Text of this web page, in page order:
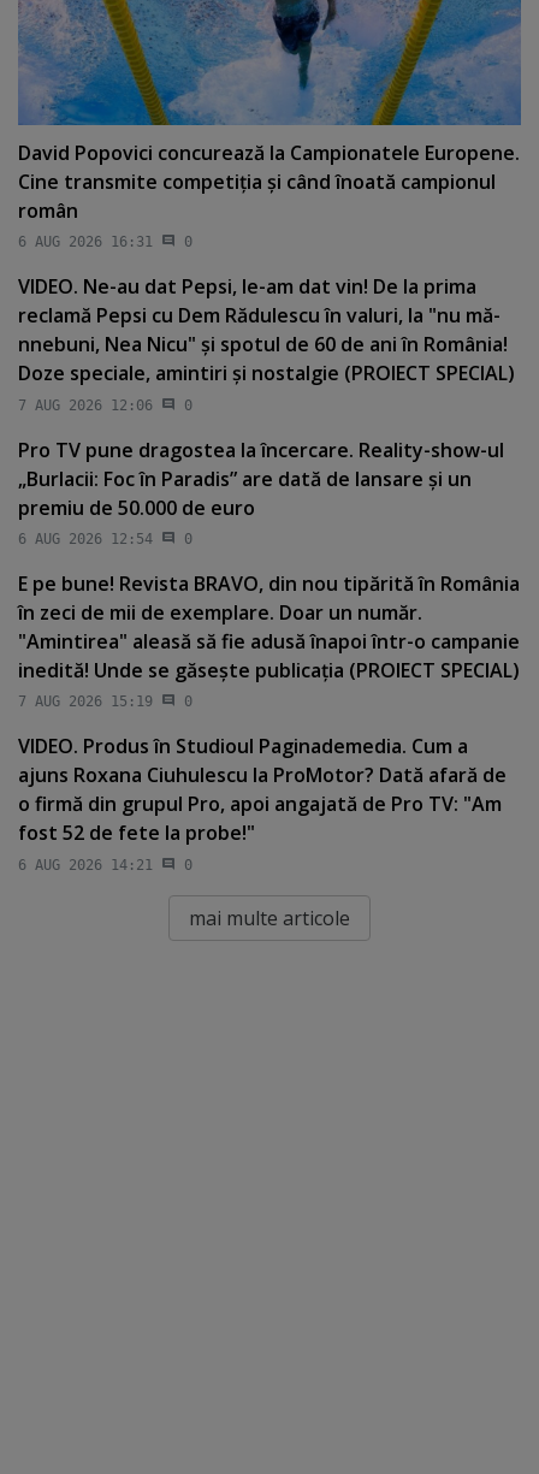
David Popovici concurează la Campionatele Europene.
Cine transmite competiţia şi când înoată campionul
român
6 AUG 2026 16:31 0
VIDEO. Ne-au dat Pepsi, le-am dat vin! De la prima
reclamă Pepsi cu Dem Rădulescu în valuri, la "nu mă-
nnebuni, Nea Nicu" şi spotul de 60 de ani în România!
Doze speciale, amintiri şi nostalgie (PROIECT SPECIAL)
7 AUG 2026 12:06 0
Pro TV pune dragostea la încercare. Reality-show-ul
„Burlacii: Foc în Paradis” are dată de lansare şi un
premiu de 50.000 de euro
6 AUG 2026 12:54 0
E pe bune! Revista BRAVO, din nou tipărită în România
în zeci de mii de exemplare. Doar un număr.
"Amintirea" aleasă să fie adusă înapoi într-o campanie
inedită! Unde se găseşte publicaţia (PROIECT SPECIAL)
7 AUG 2026 15:19 0
VIDEO. Produs în Studioul Paginademedia. Cum a
ajuns Roxana Ciuhulescu la ProMotor? Dată afară de
o firmă din grupul Pro, apoi angajată de Pro TV: "Am
fost 52 de fete la probe!"
6 AUG 2026 14:21 0
mai multe articole